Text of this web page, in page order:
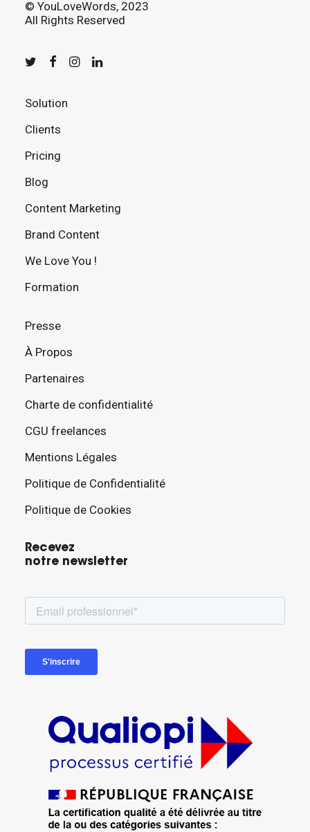
© YouLoveWords, 2023
All Rights Reserved
Solution
Clients
Pricing
Blog
Content Marketing
Brand Content
We Love You !
Formation
Presse
À Propos
Partenaires
Charte de confidentialité
CGU freelances
Mentions Légales
Politique de Confidentialité
Politique de Cookies
Recevez
notre newsletter